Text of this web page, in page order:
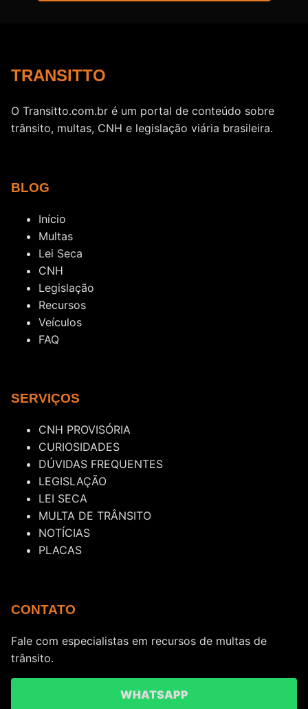
TRANSITTO
O Transitto.com.br é um portal de conteúdo sobre
trânsito, multas, CNH e legislação viária brasileira.
BLOG
Início
Multas
Lei Seca
CNH
Legislação
Recursos
Veículos
FAQ
SERVIÇOS
CNH PROVISÓRIA
CURIOSIDADES
DÚVIDAS FREQUENTES
LEGISLAÇÃO
LEI SECA
MULTA DE TRÂNSITO
NOTÍCIAS
PLACAS
CONTATO
Fale com especialistas em recursos de multas de
trânsito.
WHATSAPP